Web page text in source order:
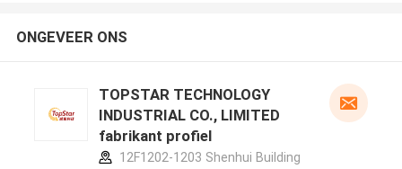
ONGEVEER ONS
TOPSTAR TECHNOLOGY
INDUSTRIAL CO., LIMITED
fabrikant profiel
12F1202-1203 Shenhui Building